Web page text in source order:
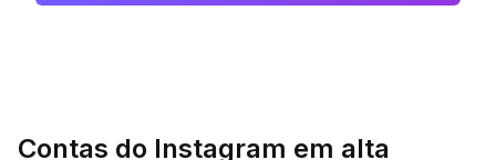
Contas do Instagram em alta